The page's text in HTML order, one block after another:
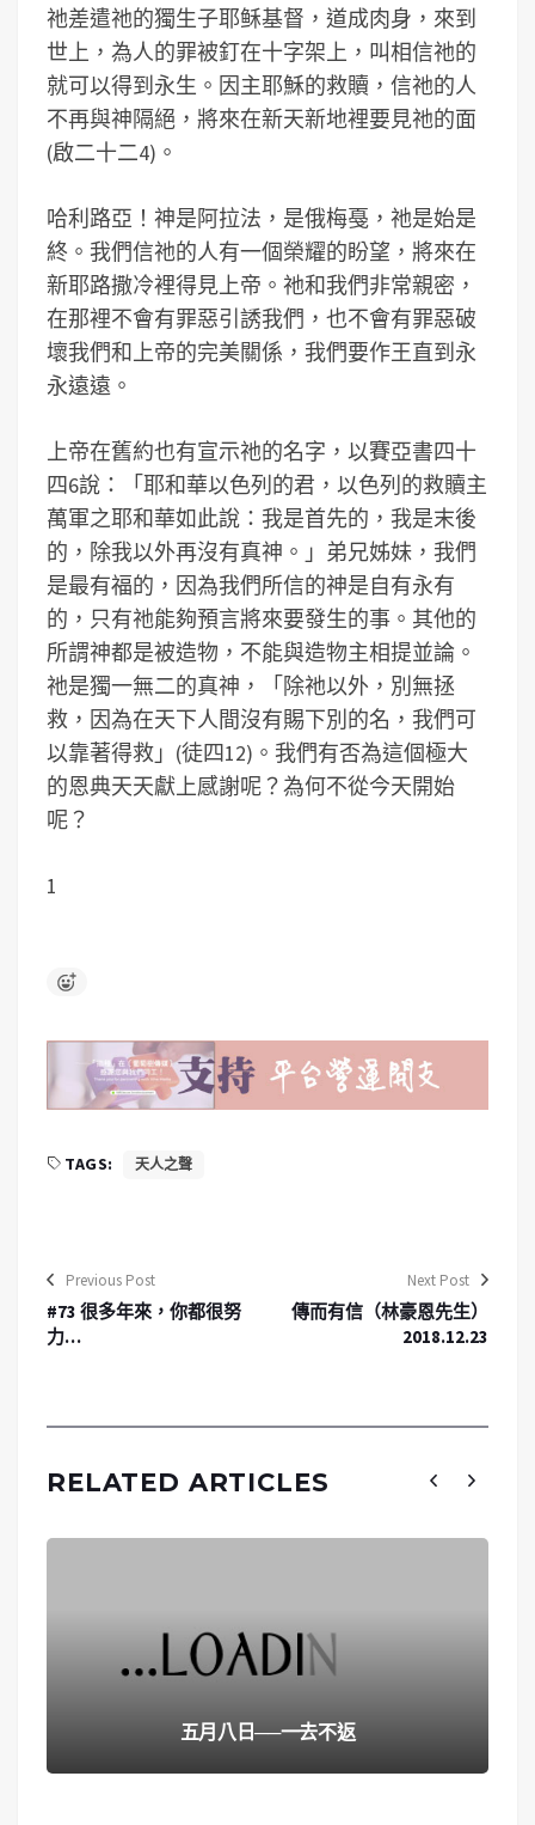
祂差遣祂的獨生子耶稣基督，道成肉身，來到
世上，為人的罪被釘在十字架上，叫相信祂的
就可以得到永生。因主耶穌的救贖，信祂的人
不再與神隔絕，將來在新天新地裡要見祂的面
(啟二十二4)。
哈利路亞！神是阿拉法，是俄梅戞，祂是始是
終。我們信祂的人有一個榮耀的盼望，將來在
新耶路撒冷裡得見上帝。祂和我們非常親密，
在那裡不會有罪惡引誘我們，也不會有罪惡破
壞我們和上帝的完美關係，我們要作王直到永
永遠遠。
上帝在舊約也有宣示祂的名字，以賽亞書四十
四6說：「耶和華以色列的君，以色列的救贖主
萬軍之耶和華如此說：我是首先的，我是末後
的，除我以外再沒有真神。」弟兄姊妹，我們
是最有福的，因為我們所信的神是自有永有
的，只有祂能夠預言將來要發生的事。其他的
所謂神都是被造物，不能與造物主相提並論。
祂是獨一無二的真神，「除祂以外，別無拯
救，因為在天下人間沒有賜下別的名，我們可
以靠著得救」(徒四12)。我們有否為這個極大
的恩典天天獻上感謝呢？為何不從今天開始
呢？
1
TAGS: 天人之聲
Previous Post
#73 很多年來，你都很努
力…
Next Post
傳而有信（林豪恩先生）
2018.12.23
RELATED ARTICLES
五月八日──一去不返